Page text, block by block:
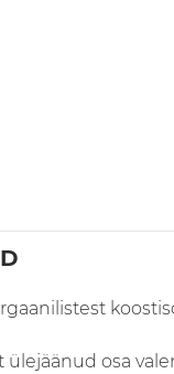
osa